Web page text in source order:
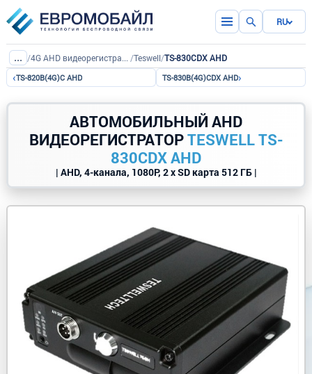
RU
... / 4G AHD видеорегистраторы с SD картой /Teswell/TS-830CDX AHD
‹TS-820B(4G)C AHD TS-830B(4G)CDX AHD›
АВТОМОБИЛЬНЫЙ AHD
ВИДЕОРЕГИСТРАТОРTESWELL TS-
830CDX AHD
| AHD, 4-канала, 1080P, 2 x SD карта 512 ГБ |